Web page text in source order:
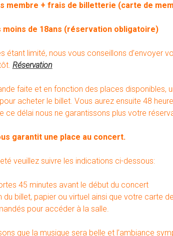
membre + frais de billetterie (carte de
moins de 18ans (réservation obligatoire)
étant limité, nous vous conseillons d’envoyer
Réservation
faite et en fonction des places disponibles,
acheter le billet. Vous aurez ensuite 48
ce délai nous ne garantissons plus votre
garantit une place au concert.
veuillez suivre les indications ci-dessous:
45 minutes avant le début du concert
du billet, papier ou virtuel ainsi que votre carte
pour accéder à la salle.
que la musique sera belle et l’ambiance